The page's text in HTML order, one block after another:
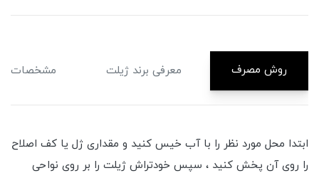
روش مصرف معرفی برند ژیلت مشخصات
ابتدا محل مورد نظر را با آب خیس کنید و مقداری ژل یا کف اصلاح
را روی آن پخش کنید ، سپس خودتراش ژیلت را بر روی نواحی